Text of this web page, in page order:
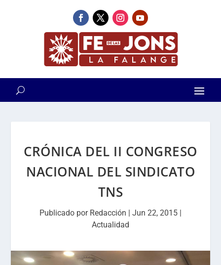
CRÓNICA DEL II CONGRESO
NACIONAL DEL SINDICATO
TNS
Publicado por Redacción | Jun 22, 2015 |
Actualidad